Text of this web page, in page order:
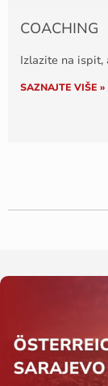
COACHING
Izlazite na ispit,
SAZNAJTE VIŠE »